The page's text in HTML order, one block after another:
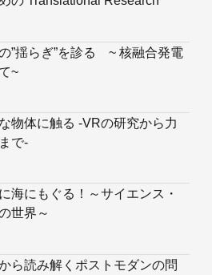
”揺らぎ”を診る ~ 核融合発電
~
物体に触る -VRの研究から力
で-
海にもぐる！～サイエンス・
世界～
ら読み解くポストモダンの問